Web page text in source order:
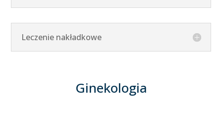
Leczenie nakładkowe
Ginekologia